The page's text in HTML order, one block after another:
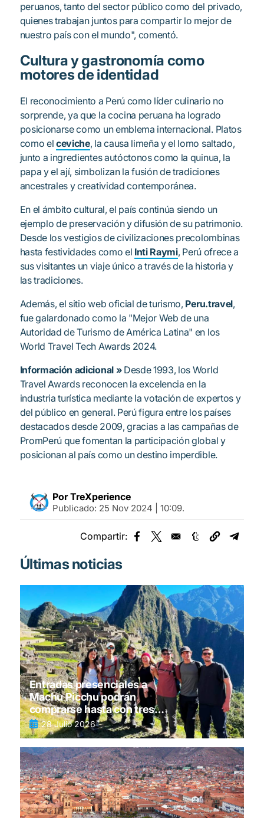
peruanos, tanto del sector público como del privado,
quienes trabajan juntos para compartir lo mejor de
nuestro país con el mundo", comentó.
Cultura y gastronomía como
motores de identidad
El reconocimiento a Perú como líder culinario no
sorprende, ya que la cocina peruana ha logrado
posicionarse como un emblema internacional. Platos
como elceviche, la causa limeña y el lomo saltado,
junto a ingredientes autóctonos como la quinua, la
papa y el ají, simbolizan la fusión de tradiciones
ancestrales y creatividad contemporánea.
En el ámbito cultural, el país continúa siendo un
ejemplo de preservación y difusión de su patrimonio.
Desde los vestigios de civilizaciones precolombinas
hasta festividades como el Inti Raymi, Perú ofrece a
sus visitantes un viaje único a través de la historia y
las tradiciones.
Además, el sitio web oficial de turismo, Peru.travel,
fue galardonado como la "Mejor Web de una
Autoridad de Turismo de América Latina" en los
World Travel Tech Awards 2024.
Información adicional »Desde 1993, los World
Travel Awards reconocen la excelencia en la
industria turística mediante la votación de expertos y
del público en general. Perú figura entre los países
destacados desde 2009, gracias a las campañas de
PromPerú que fomentan la participación global y
posicionan al país como un destino imperdible.
Por TreXperience
Publicado: 25 Nov 2024 | 10:09.
Compartir: Opens in a new window
Opens in a new window
Opens in a
Últimas noticias
Entradas presenciales a
Machu Picchu podrán
comprarse hasta con tres
días de anticipación
28 Julio 2026